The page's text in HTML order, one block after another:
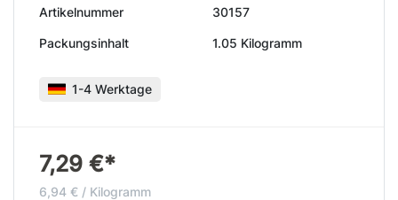
Artikelnummer 30157
Packungsinhalt 1.05 Kilogramm
1-4 Werktage
7,29 €*
6,94 € / Kilogramm